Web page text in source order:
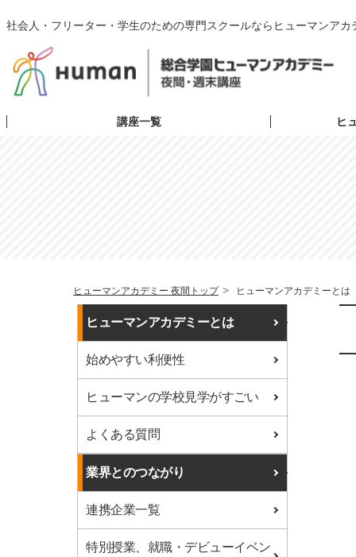
社会人・フリーター・学生のための専門スクールならヒューマンアカ
講座一覧 ヒ
ヒューマンアカデミー 夜間トップ ヒューマンアカデミーとは
ヒューマンアカデミーとは
始めやすい利便性
ヒューマンの学校見学がすごい
よくある質問
業界とのつながり
連携企業一覧
特別授業、就職・デビューイベン